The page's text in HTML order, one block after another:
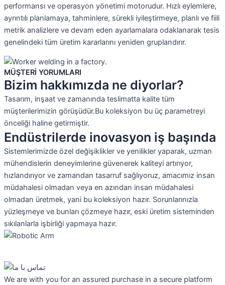
performansı ve operasyon yönetimi motorudur. Hızlı eylemlere,
ayrıntılı planlamaya, tahminlere, sürekli iyileştirmeye, planlı ve fiili
metrik analizlere ve devam eden ayarlamalara odaklanarak tesis
genelindeki tüm üretim kararlarını yeniden gruplandırır.
MÜŞTERİ YORUMLARI
Bizim hakkımızda ne diyorlar?
Tasarım, inşaat ve zamanında teslimatta kalite tüm
müşterilerimizin görüşüdür.Bu koleksiyon bu üç parametreyi
önceliği haline getirmiştir.
Endüstrilerde inovasyon iş başında
Sistemlerimizde özel değişiklikler ve yenilikler yaparak, uzman
mühendislerin deneyimlerine güvenerek kaliteyi artırıyor,
hızlandırıyor ve zamandan tasarruf sağlıyoruz, amacımız insan
müdahalesi olmadan veya en azından insan müdahalesi
olmadan üretmek, yani bu koleksiyon hazır. Sorunlarınızla
yüzleşmeye ve bunları çözmeye hazır, eski üretim sisteminden
sıkılanlarla işbirliği yapmaya hazır.
We are with you for an assured purchase in a secure platform